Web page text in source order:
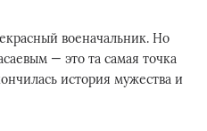
военачальник. Но
— это та самая точка
история мужества и